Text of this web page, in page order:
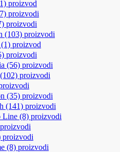
proizvod
proizvodi
proizvodi
(103) proizvodi
(1) proizvod
proizvodi
(56) proizvodi
(102) proizvodi
(35) proizvodi
(141) proizvodi
Line (8) proizvodi
proizvodi
proizvodi
(8) proizvodi